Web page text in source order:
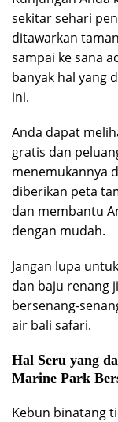
sekitar sehari
ditawarkan
sampai ke sana
banyak hal yang
ini.
Anda dapat
gratis dan
menemukannya
diberikan peta
dan membantu
dengan mudah.
Jangan lupa
dan baju renang
bersenang-
air bali safari.
Hal Seru yang
Marine Park
Kebun binatang